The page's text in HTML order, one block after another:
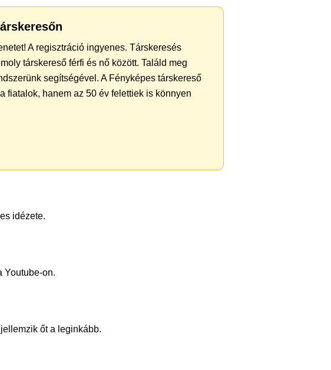
A regisztráció ingyenes. Társkeresés
társkereső férfi és nő között. Találd meg
segítségével. A Fényképes társkereső
fiatalok, hanem az 50 év felettiek is könnyen
idézete.
Youtube-on.
őt a leginkább.